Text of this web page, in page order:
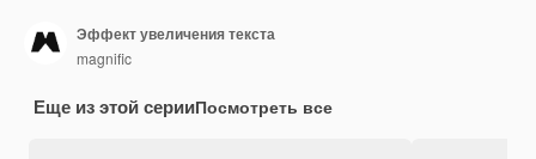
Эффект увеличения текста
magnific
Еще из этой серииПосмотреть все